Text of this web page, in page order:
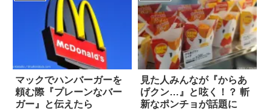
マックでハンバーガーを
頼む際『プレーンなバー
ガー』と伝えたら
見た人みんなが『からあ
げクン…』と呟く！？ 斬
新なポンチョが話題に